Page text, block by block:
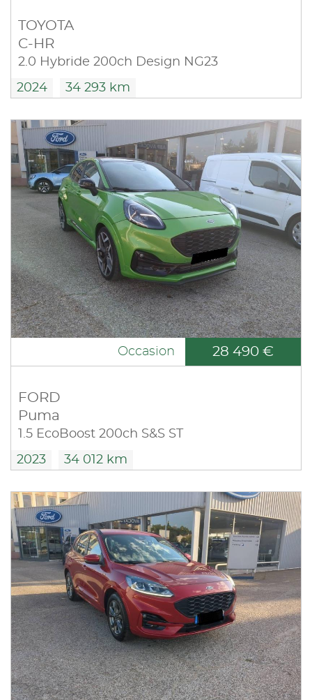
TOYOTA
C-HR
2.0 Hybride 200ch Design NG23
2024 34 293 km
Occasion 28 490 €
FORD
Puma
1.5 EcoBoost 200ch S&S ST
2023 34 012 km